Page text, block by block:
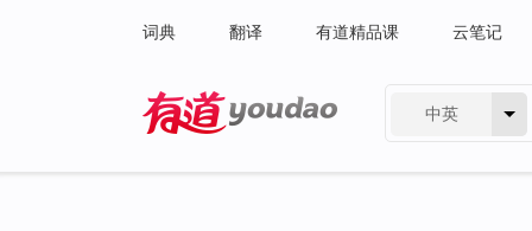
词典 翻译 有道精品课 云笔记
中英